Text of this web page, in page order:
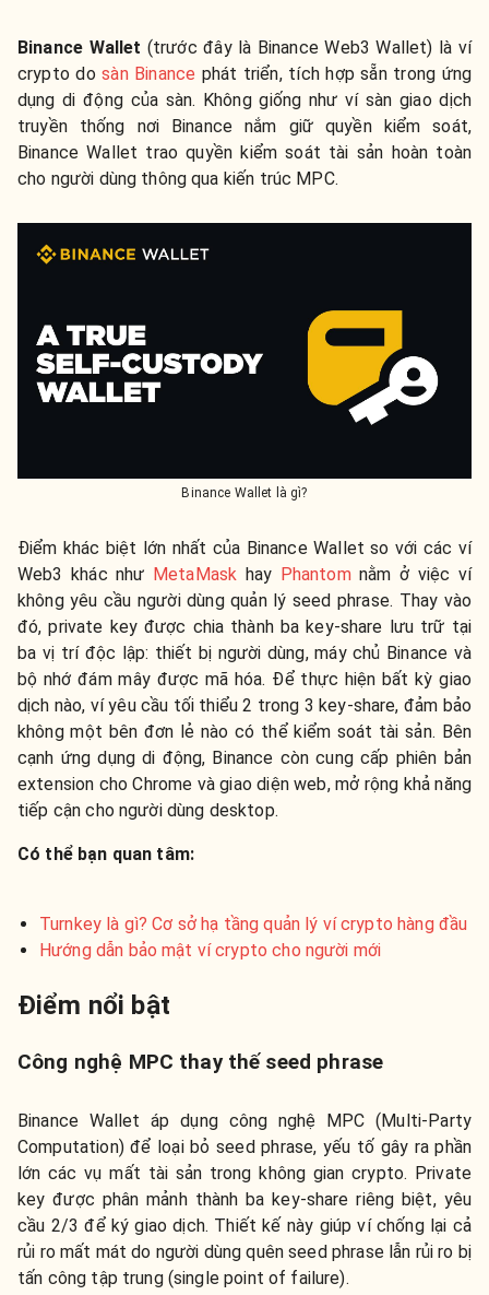
Binance Wallet (trước đây là Binance Web3 Wallet) là ví
crypto dosàn Binance phát triển, tích hợp sẵn trong ứng
dụng di động của sàn. Không giống như ví sàn giao dịch
truyền thống nơi Binance nắm giữ quyền kiểm soát,
Binance Wallet trao quyền kiểm soát tài sản hoàn toàn
cho người dùng thông qua kiến trúc MPC.
Binance Wallet là gì?
Điểm khác biệt lớn nhất của Binance Wallet so với các ví
Web3 khác như MetaMask hay Phantomnằm ở việc ví
không yêu cầu người dùng quản lý seed phrase. Thay vào
đó, private key được chia thành ba key-share lưu trữ tại
ba vị trí độc lập: thiết bị người dùng, máy chủ Binance và
bộ nhớ đám mây được mã hóa. Để thực hiện bất kỳ giao
dịch nào, ví yêu cầu tối thiểu 2 trong 3 key-share, đảm bảo
không một bên đơn lẻ nào có thể kiểm soát tài sản. Bên
cạnh ứng dụng di động, Binance còn cung cấp phiên bản
extension cho Chrome và giao diện web, mở rộng khả năng
tiếp cận cho người dùng desktop.
Có thể bạn quan tâm:
Turnkey là gì? Cơ sở hạ tầng quản lý ví crypto hàng đầu
Hướng dẫn bảo mật ví crypto cho người mới
Điểm nổi bật
Công nghệ MPC thay thế seed phrase
Binance Wallet áp dụng công nghệ MPC (Multi-Party
Computation) để loại bỏ seed phrase, yếu tố gây ra phần
lớn các vụ mất tài sản trong không gian crypto. Private
key được phân mảnh thành ba key-share riêng biệt, yêu
cầu 2/3 để ký giao dịch. Thiết kế này giúp ví chống lại cả
rủi ro mất mát do người dùng quên seed phrase lẫn rủi ro bị
tấn công tập trung (single point of failure).